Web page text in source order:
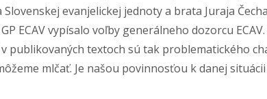
Slovenskej evanjelickej jednoty a brata Juraja
ECAV vypísalo voľby generálneho dozorcu
publikovaných textoch sú tak problematického
mlčať. Je našou povinnosťou k danej